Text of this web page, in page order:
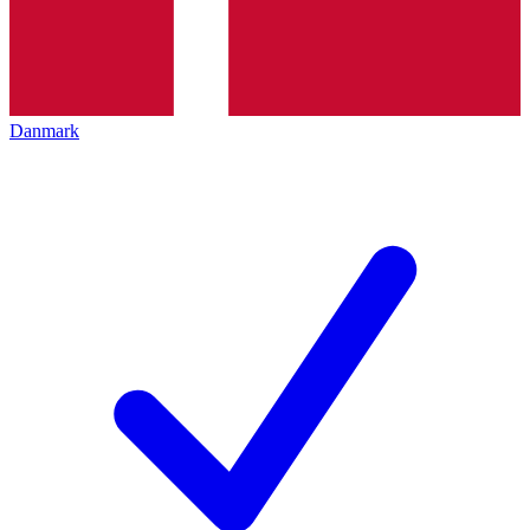
Danmark